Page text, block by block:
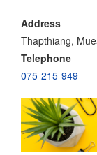
Address
Thapthiang,
Telephone
075-215-949